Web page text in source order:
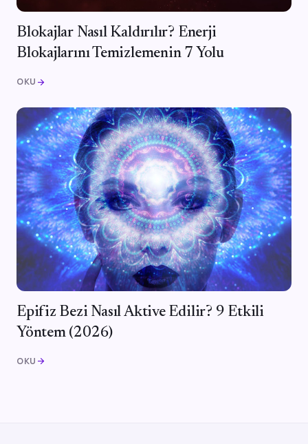
Blokajlar Nasıl Kaldırılır? Enerji
Blokajlarını Temizlemenin 7 Yolu
OKU arrow_forward
Epifiz Bezi Nasıl Aktive Edilir? 9 Etkili
Yöntem (2026)
OKU arrow_forward